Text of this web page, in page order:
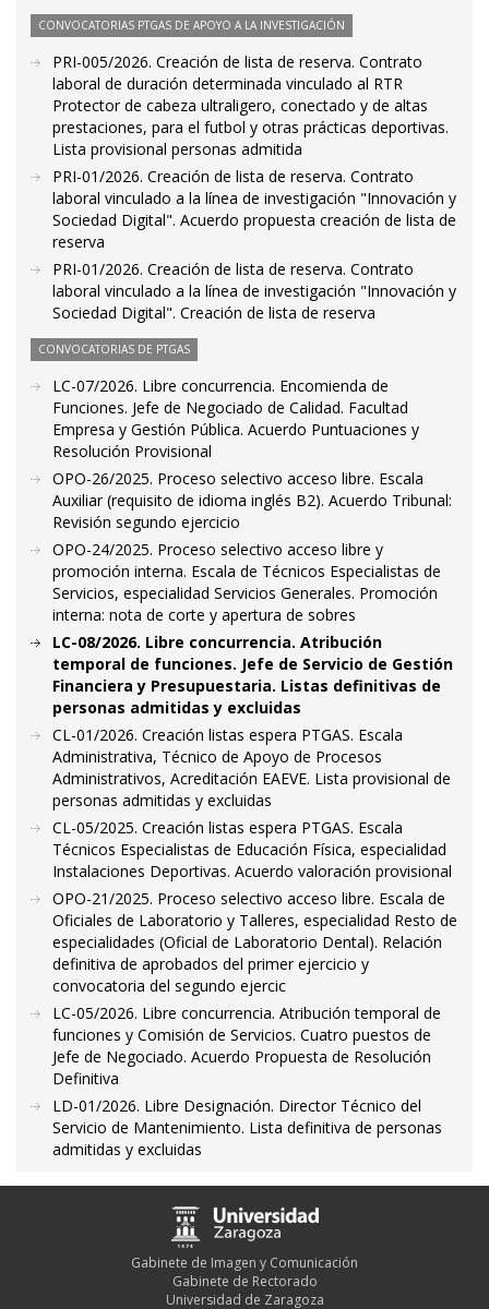
CONVOCATORIAS PTGAS DE APOYO A LA INVESTIGACIÓN
PRI-005/2026. Creación de lista de reserva. Contrato
laboral de duración determinada vinculado al RTR
Protector de cabeza ultraligero, conectado y de altas
prestaciones, para el futbol y otras prácticas deportivas.
Lista provisional personas admitida
PRI-01/2026. Creación de lista de reserva. Contrato
laboral vinculado a la línea de investigación "Innovación y
Sociedad Digital". Acuerdo propuesta creación de lista de
reserva
PRI-01/2026. Creación de lista de reserva. Contrato
laboral vinculado a la línea de investigación "Innovación y
Sociedad Digital". Creación de lista de reserva
CONVOCATORIAS DE PTGAS
LC-07/2026. Libre concurrencia. Encomienda de
Funciones. Jefe de Negociado de Calidad. Facultad
Empresa y Gestión Pública. Acuerdo Puntuaciones y
Resolución Provisional
OPO-26/2025. Proceso selectivo acceso libre. Escala
Auxiliar (requisito de idioma inglés B2). Acuerdo Tribunal:
Revisión segundo ejercicio
OPO-24/2025. Proceso selectivo acceso libre y
promoción interna. Escala de Técnicos Especialistas de
Servicios, especialidad Servicios Generales. Promoción
interna: nota de corte y apertura de sobres
LC-08/2026. Libre concurrencia. Atribución
temporal de funciones. Jefe de Servicio de Gestión
Financiera y Presupuestaria. Listas definitivas de
personas admitidas y excluidas
CL-01/2026. Creación listas espera PTGAS. Escala
Administrativa, Técnico de Apoyo de Procesos
Administrativos, Acreditación EAEVE. Lista provisional de
personas admitidas y excluidas
CL-05/2025. Creación listas espera PTGAS. Escala
Técnicos Especialistas de Educación Física, especialidad
Instalaciones Deportivas. Acuerdo valoración provisional
OPO-21/2025. Proceso selectivo acceso libre. Escala de
Oficiales de Laboratorio y Talleres, especialidad Resto de
especialidades (Oficial de Laboratorio Dental). Relación
definitiva de aprobados del primer ejercicio y
convocatoria del segundo ejercic
LC-05/2026. Libre concurrencia. Atribución temporal de
funciones y Comisión de Servicios. Cuatro puestos de
Jefe de Negociado. Acuerdo Propuesta de Resolución
Definitiva
LD-01/2026. Libre Designación. Director Técnico del
Servicio de Mantenimiento. Lista definitiva de personas
admitidas y excluidas
Gabinete de Imagen y Comunicación
Gabinete de Rectorado
Universidad de Zaragoza